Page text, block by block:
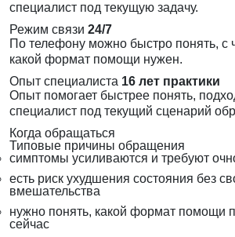
специалист под текущую задачу.
Режим связи 24/7
По телефону можно быстро понять, с
какой формат помощи нужен.
Опыт специалиста 16 лет практики
Опыт помогает быстрее понять,
специалист под текущий сценарий
Когда обращаться
Типовые причины обращения
симптомы усиливаются и требуют
есть риск ухудшения состояния без
вмешательства
нужно понять, какой формат помощи
сейчас